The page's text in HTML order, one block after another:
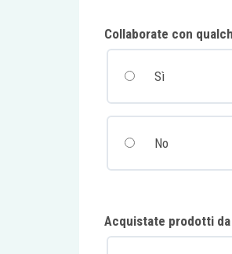
Collaborate con
Sì
No
Acquistate prodotti